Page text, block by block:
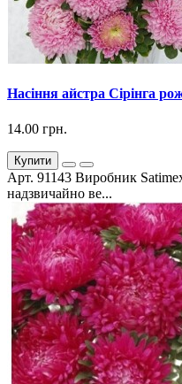
Насіння айстра Сірінга
14.00 грн.
Купити
Арт. 91143 Виробник
надзвичайно ве...